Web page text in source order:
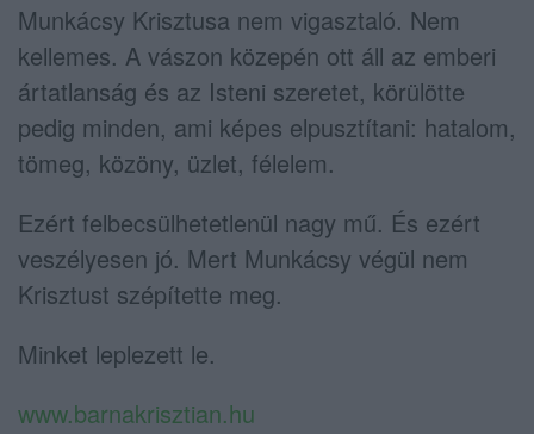
Munkácsy Krisztusa nem vigasztaló. Nem
kellemes. A vászon közepén ott áll az emberi
ártatlanság és az Isteni szeretet, körülötte
pedig minden, ami képes elpusztítani: hatalom,
tömeg, közöny, üzlet, félelem.
Ezért felbecsülhetetlenül nagy mű. És ezért
veszélyesen jó. Mert Munkácsy végül nem
Krisztust szépítette meg.
Minket leplezett le.
www.barnakrisztian.hu